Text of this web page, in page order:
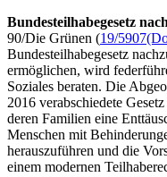
Bundesteilhabegesetz
90/Die Grünen (19/5907
Bundesteilhabegesetz
ermöglichen, wird
Soziales beraten. Die
2016 verabschiedete
deren Familien eine
Menschen mit
herauszuführen und die
einem modernen